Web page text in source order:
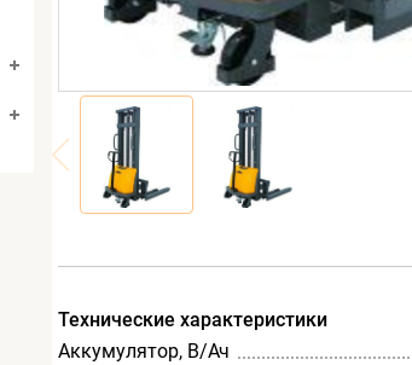
Технические характеристики
Аккумулятор, В/Ач